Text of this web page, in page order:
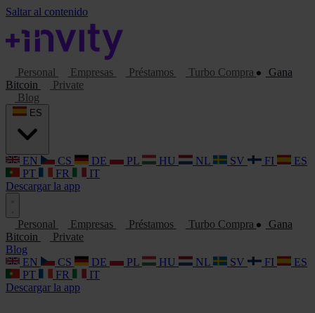
Saltar al contenido
Personal Empresas Préstamos Turbo Compra
Gana
Bitcoin
Private
Blog
EN CS DE PL HU NL SV FI
ES
PT
FR
IT
Descargar la app
Personal Empresas Préstamos Turbo Compra
Gana
Bitcoin
Private
Blog
EN
CS DE PL HU NL SV FI
ES
PT
FR
IT
Descargar la app